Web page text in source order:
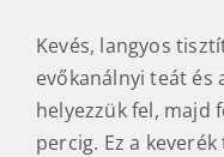
Kevés, langyos
evőkanálnyi teát és
helyezzük fel, majd
percig. Ez a